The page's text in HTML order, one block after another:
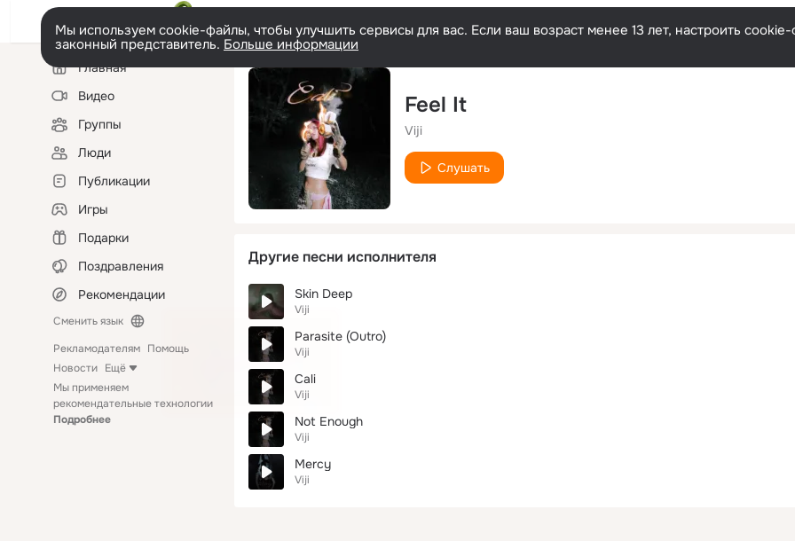
Мы используем cookie-файлы, чтобы улучшить сервисы для вас. Если ваш возраст менее 13 лет, настроить
законный представитель. Больше информации
Левая
колонкаГлавная
Видео
Группы
Люди
Публикации
Игры
Подарки
Поздравления
Рекомендации
Сменить язык
Рекламодателям Помощь
Новости Ещё
Мы применяем
рекомендательные технологии
Подробнее
Feel It
Viji
Слушать
Другие песни исполнителя
Skin Deep
Viji
Parasite (Outro)
Viji
Cali
Viji
Not Enough
Viji
Mercy
Viji